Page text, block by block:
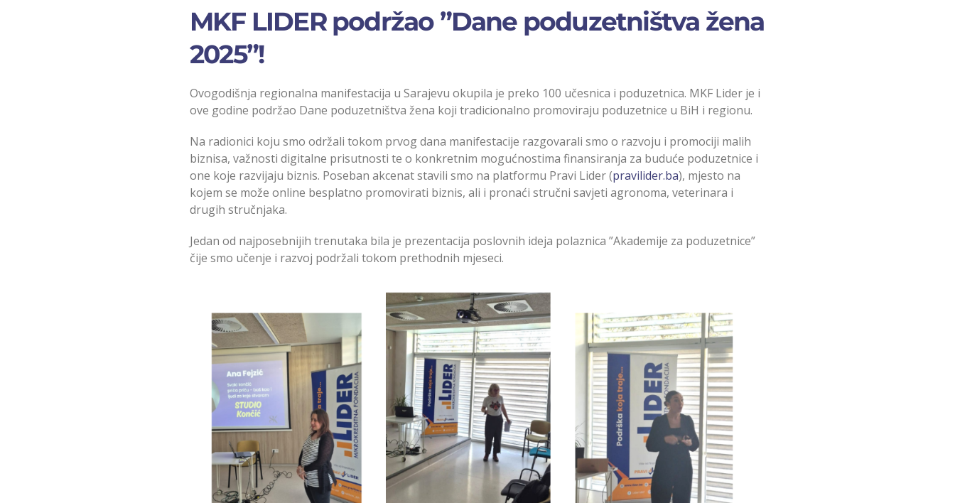
MKF LIDER podržao ”Dane poduzetništva žena
2025”!
Ovogodišnja regionalna manifestacija u Sarajevu okupila je preko 100 učesnica i poduzetnica. MKF Lider je i
ove godine podržao Dane poduzetništva žena koji tradicionalno promoviraju poduzetnice u BiH i regionu.
Na radionici koju smo održali tokom prvog dana manifestacije razgovarali smo o razvoju i promociji malih
biznisa, važnosti digitalne prisutnosti te o konkretnim mogućnostima finansiranja za buduće poduzetnice i
one koje razvijaju biznis. Poseban akcenat stavili smo na platformu Pravi Lider (pravilider.ba), mjesto na
kojem se može online besplatno promovirati biznis, ali i pronaći stručni savjeti agronoma, veterinara i
drugih stručnjaka.
Jedan od najposebnijih trenutaka bila je prezentacija poslovnih ideja polaznica ”Akademije za poduzetnice”
čije smo učenje i razvoj podržali tokom prethodnih mjeseci.